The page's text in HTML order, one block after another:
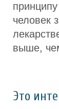
человек
выше,
Это